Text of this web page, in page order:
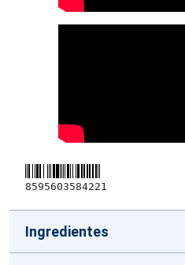
8595603584221
Ingredientes